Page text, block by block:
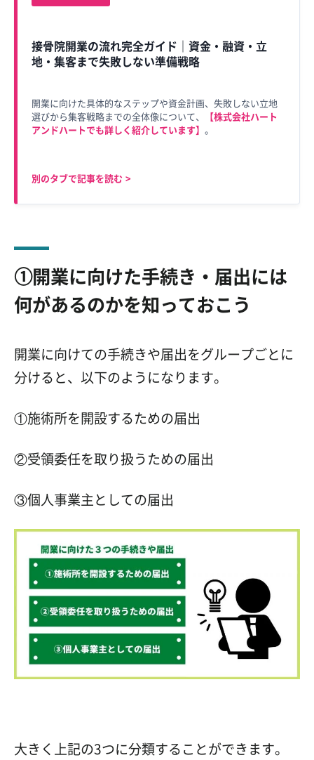
接骨院開業の流れ完全ガイド｜資金・融資・立
地・集客まで失敗しない準備戦略
開業に向けた具体的なステップや資金計画、失敗しない立地
選びから集客戦略までの全体像について、
【株式会社ハート
アンドハートでも詳しく紹介しています】 。
別のタブで記事を読む >
①開業に向けた手続き・届出には
何があるのかを知っておこう
開業に向けての手続きや届出をグループごとに
分けると、 以下のようになります。
①施術所を開設するための届出
②受領委任を取り扱うための届出
③個人事業主としての届出
大きく上記の3つに分類することができます。